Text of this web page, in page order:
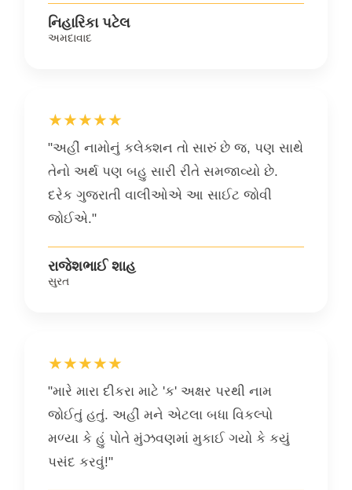
નિહારિકા પટેલ
અમદાવાદ
★★★★★
"અહીં નામોનું કલેક્શન તો સારું છે જ, પણ સાથે
તેનો અર્થ પણ બહુ સારી રીતે સમજાવ્યો છે.
દરેક ગુજરાતી વાલીઓએ આ સાઈટ જોવી
જોઈએ."
રાજેશભાઈ શાહ
સુરત
★★★★★
"મારે મારા દીકરા માટે 'ક' અક્ષર પરથી નામ
જોઈતું હતું. અહીં મને એટલા બધા વિકલ્પો
મળ્યા કે હું પોતે મુંઝવણમાં મુકાઈ ગયો કે કયું
પસંદ કરવું!"